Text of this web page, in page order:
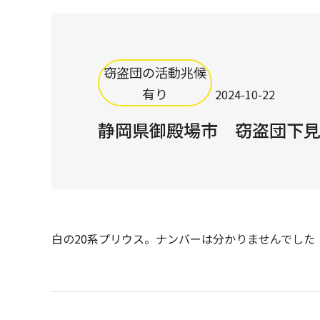
窃盗団の活動兆候
有り
2024-10-22
静岡県御殿場市 窃盗団下
白の20系プリウス。ナンバーは分かりませんでした